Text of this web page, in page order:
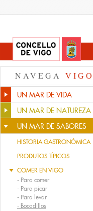
NAVEGA VIGO
UN MAR DE VIDA
UN MAR DE NATUREZA
UN MAR DE SABORES
HISTORIA GASTRONÓMICA
PRODUTOS TÍPICOS
COMER EN VIGO
- Para comer
- Para picar
- Para levar
- Bocadillos